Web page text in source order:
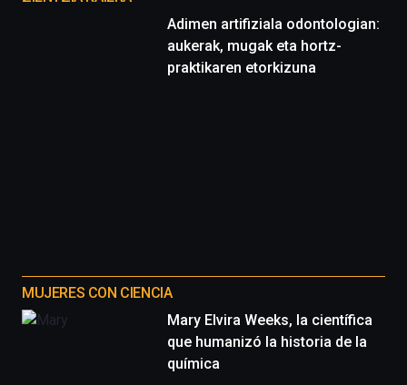
Adimen artifiziala odontologian:
aukerak, mugak eta hortz-
praktikaren etorkizuna
MUJERES CON CIENCIA
Mary Elvira Weeks, la científica
que humanizó la historia de la
química